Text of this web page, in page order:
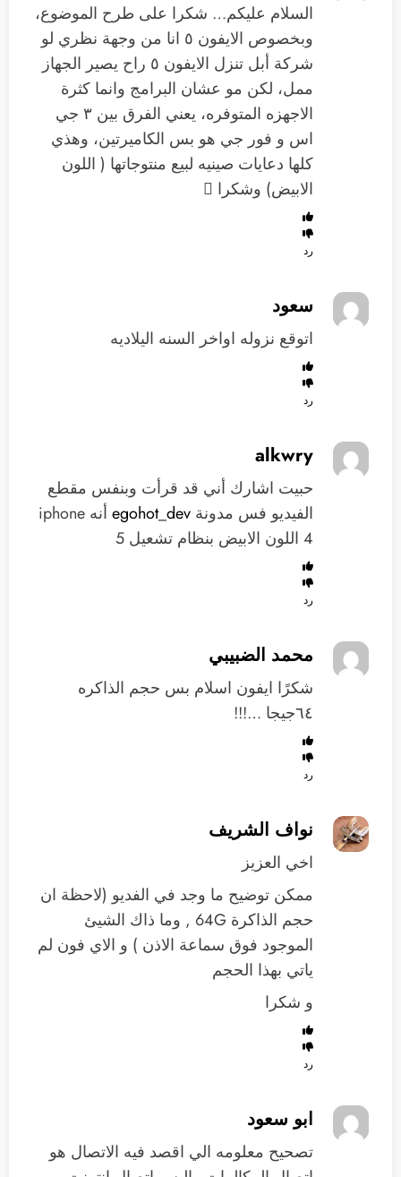
السلام عليكم… شكرا على طرح الموضوع،
وبخصوص الايفون ٥ انا من وجهة نظري لو
شركة أبل تنزل الايفون ٥ راح يصير الجهاز
ممل، لكن مو عشان البرامج وانما كثرة
الاجهزه المتوفره، يعني الفرق بين ٣ جي
اس و فور جي هو بس الكاميرتين، وهذي
كلها دعايات صينيه لبيع منتوجاتها ( اللون
الابيض) وشكرا 
رد
سعود
اتوقع نزوله اواخر السنه اليلاديه
رد
alkwry
حبيت اشارك أني قد قرأت وبنفس مقطع
الفيديو فس مدونةegohot_dev
أنه iphone
4 اللون الابيض بنظام تشعيل 5
رد
محمد الضبيبي
شكرًا ايفون اسلام بس حجم الذاكره
٦٤جيجا …!!!
رد
نواف الشريف
اخي العزيز
ممكن توضيح ما وجد في الفديو (لاحظة ان
حجم الذاكرة 64G , وما ذاك الشيئ
الموجود فوق سماعة الاذن ) و الاي فون لم
ياتي بهذا الحجم
و شكرا
رد
ابو سعود
تصحيح معلومه الي اقصد فيه الاتصال هو